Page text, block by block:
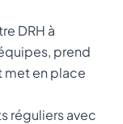
DRH à
prend
met en place
réguliers avec